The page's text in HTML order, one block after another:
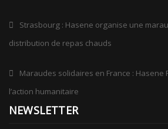
Strasbourg : Hasene organise une
distribution de repas chauds
Maraudes solidaires en France : Hasene
l’action humanitaire
NEWSLETTER